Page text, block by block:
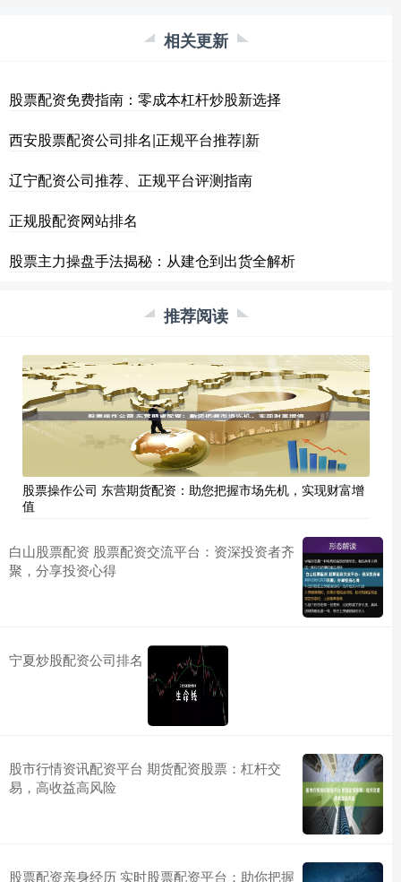
相关更新
股票配资免费指南：零成本杠杆炒股新选择
西安股票配资公司排名|正规平台推荐|新
辽宁配资公司推荐、正规平台评测指南
正规股配资网站排名
股票主力操盘手法揭秘：从建仓到出货全解析
推荐阅读
股票操作公司 东营期货配资：助您把握市场先机，实现财富增
值
白山股票配资 股票配资交流平台：资深投资者齐
聚，分享投资心得
宁夏炒股配资公司排名
股市行情资讯配资平台 期货配资股票：杠杆交
易，高收益高风险
股票配资亲身经历 实时股票配资平台：助你把握